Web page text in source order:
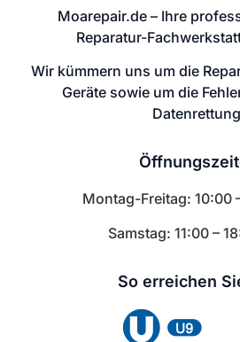
Moarepair.de – Ihre
Reparatur-
Wir kümmern uns um die
Geräte sowie um die
Montag-Freitag: 10:00
Samstag: 11:00 –
So erreichen